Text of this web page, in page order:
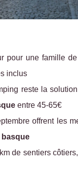
pour une famille
inclus
reste la
entre 45-65€
offrent les
de sentiers